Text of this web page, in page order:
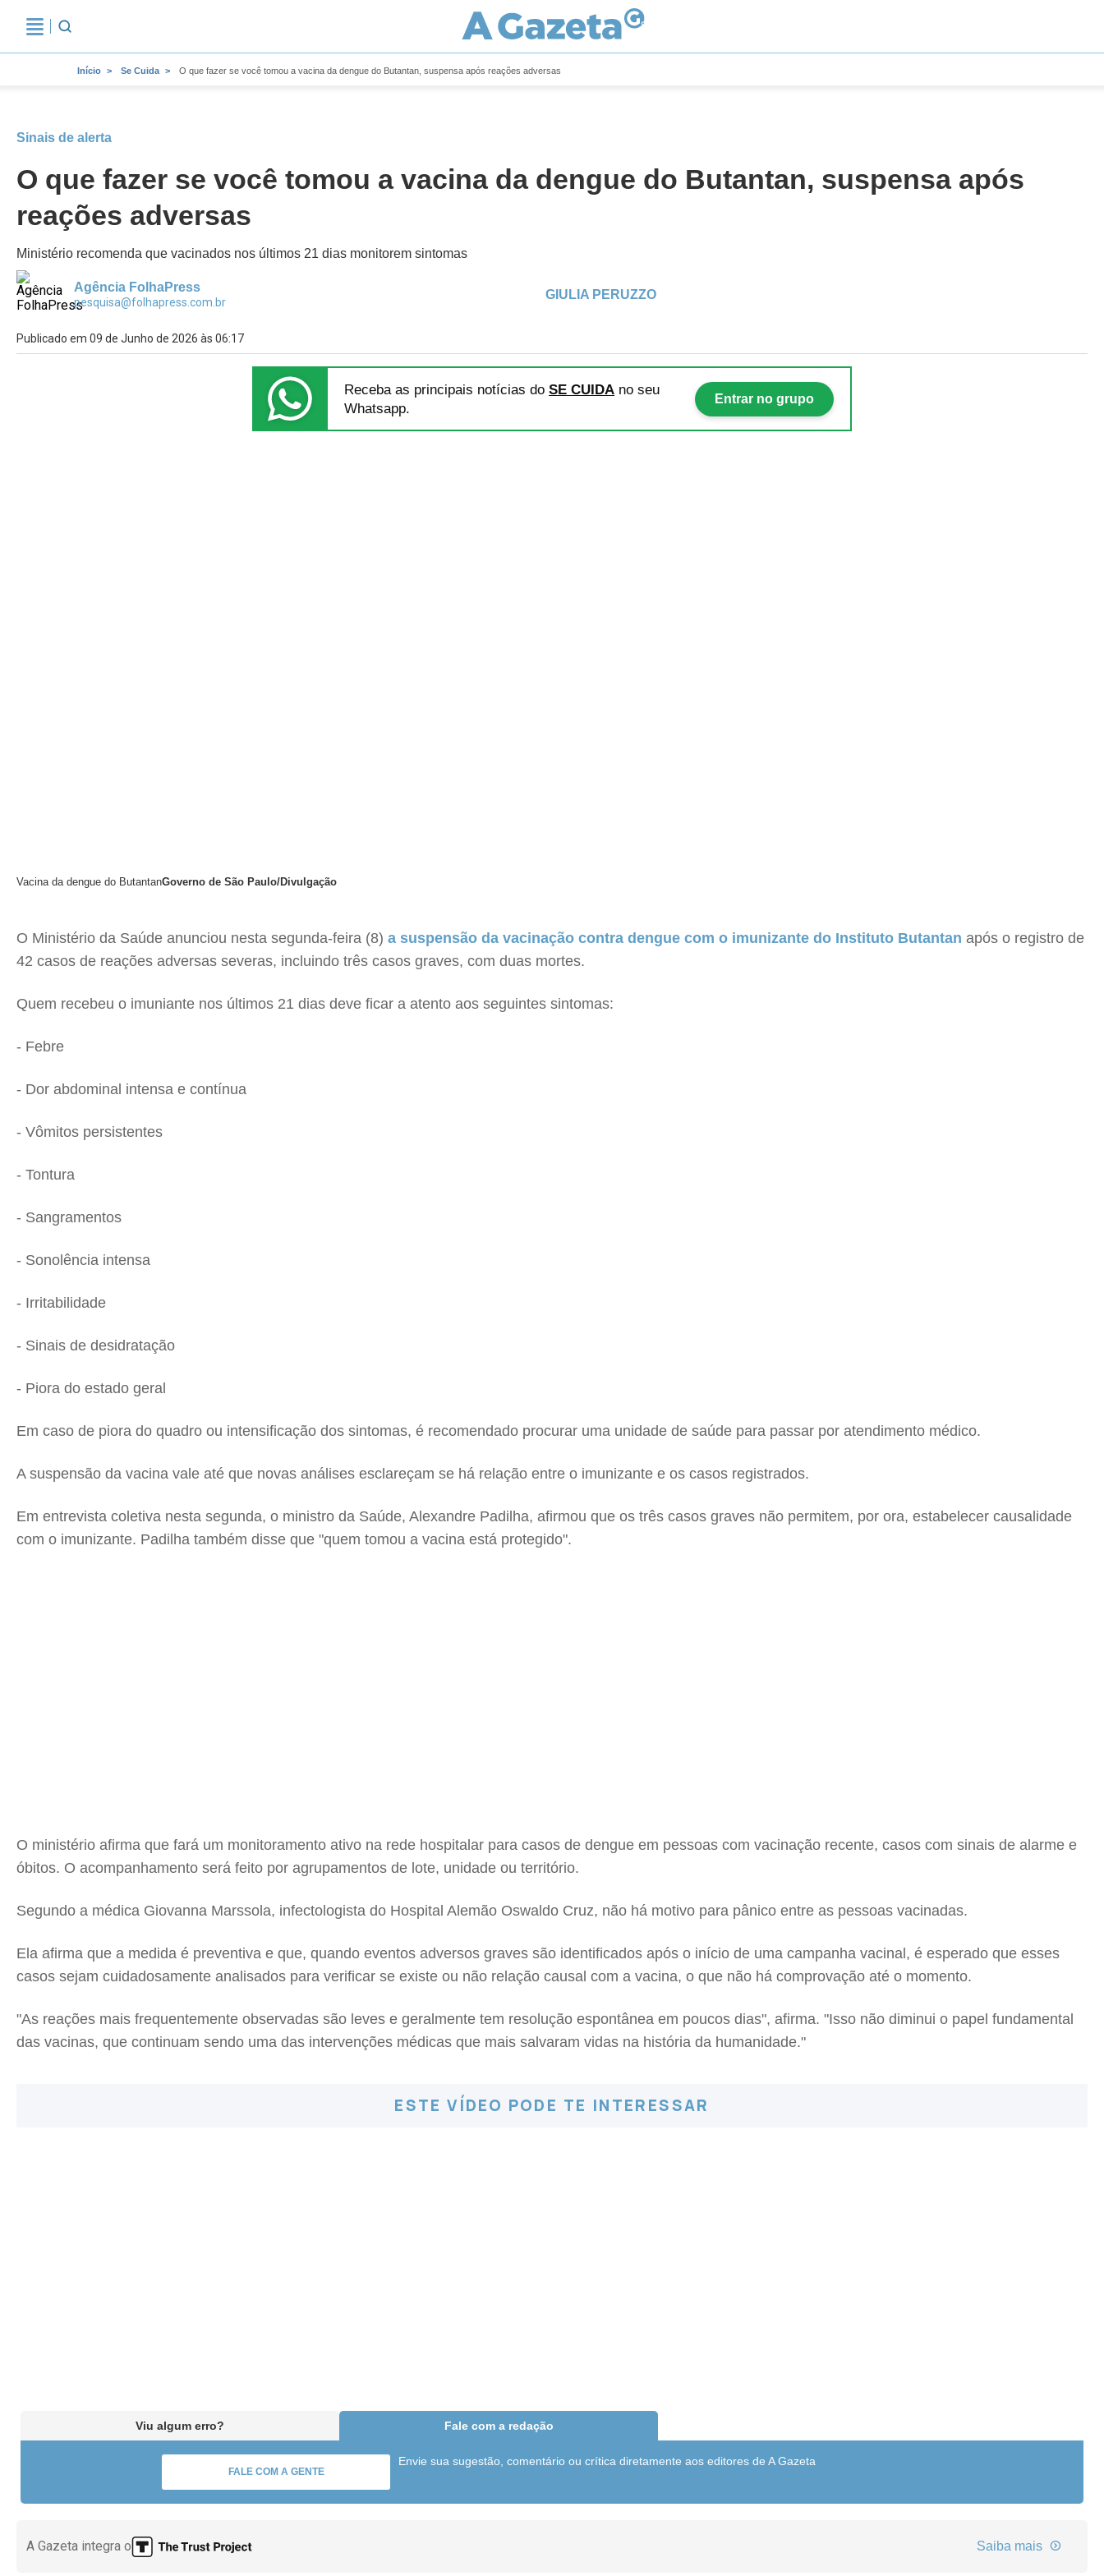
Início Se Cuida O que fazer se você tomou a vacina da dengue do Butantan, suspensa após reações adversas
Sinais de alerta
O que fazer se você tomou a vacina da dengue do Butantan, suspensa após
reações adversas
Ministério recomenda que vacinados nos últimos 21 dias monitorem sintomas
Agência FolhaPress
pesquisa@folhapress.com.br
GIULIA PERUZZO
Publicado em 09 de Junho de 2026 às 06:17
Receba as principais notícias do SE CUIDA no seu
Whatsapp.
Entrar no grupo
Vacina da dengue do ButantanGoverno de São Paulo/Divulgação
O Ministério da Saúde anunciou nesta segunda-feira (8) a suspensão da vacinação contra dengue com o imunizante do Instituto Butantan após o registro de
42 casos de reações adversas severas, incluindo três casos graves, com duas mortes.
Quem recebeu o imuniante nos últimos 21 dias deve ficar a atento aos seguintes sintomas:
- Febre
- Dor abdominal intensa e contínua
- Vômitos persistentes
- Tontura
- Sangramentos
- Sonolência intensa
- Irritabilidade
- Sinais de desidratação
- Piora do estado geral
Em caso de piora do quadro ou intensificação dos sintomas, é recomendado procurar uma unidade de saúde para passar por atendimento médico.
A suspensão da vacina vale até que novas análises esclareçam se há relação entre o imunizante e os casos registrados.
Em entrevista coletiva nesta segunda, o ministro da Saúde, Alexandre Padilha, afirmou que os três casos graves não permitem, por ora, estabelecer causalidade
com o imunizante. Padilha também disse que "quem tomou a vacina está protegido".
O ministério afirma que fará um monitoramento ativo na rede hospitalar para casos de dengue em pessoas com vacinação recente, casos com sinais de alarme e
óbitos. O acompanhamento será feito por agrupamentos de lote, unidade ou território.
Segundo a médica Giovanna Marssola, infectologista do Hospital Alemão Oswaldo Cruz, não há motivo para pânico entre as pessoas vacinadas.
Ela afirma que a medida é preventiva e que, quando eventos adversos graves são identificados após o início de uma campanha vacinal, é esperado que esses
casos sejam cuidadosamente analisados para verificar se existe ou não relação causal com a vacina, o que não há comprovação até o momento.
"As reações mais frequentemente observadas são leves e geralmente tem resolução espontânea em poucos dias", afirma. "Isso não diminui o papel fundamental
das vacinas, que continuam sendo uma das intervenções médicas que mais salvaram vidas na história da humanidade."
ESTE VÍDEO PODE TE INTERESSAR
Viu algum erro? Fale com a redação
FALE COM A GENTE
Envie sua sugestão, comentário ou crítica diretamente aos editores de A Gazeta
A Gazeta integra o Saiba mais